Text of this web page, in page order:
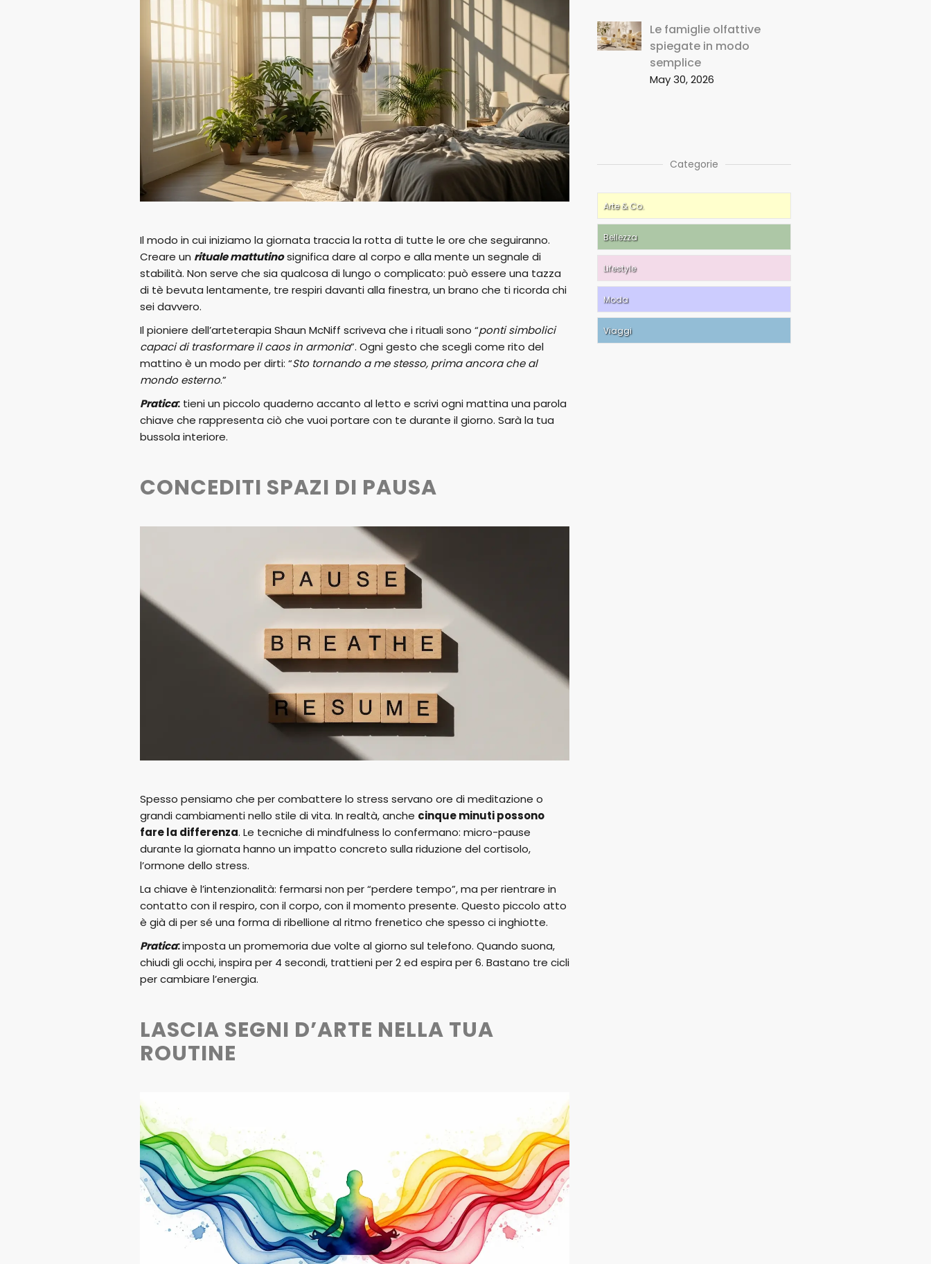
Il modo in cui iniziamo la giornata traccia la rotta di tutte le ore che seguiranno.
Creare un rituale mattutinosignifica dare al corpo e alla mente un segnale di
stabilità. Non serve che sia qualcosa di lungo o complicato: può essere una tazza
di tè bevuta lentamente, tre respiri davanti alla finestra, un brano che ti ricorda chi
sei davvero.
Il pioniere dell’arteterapia Shaun McNiff scriveva che i rituali sono “ponti simbolici
capaci di trasformare il caos in armonia”. Ogni gesto che scegli come rito del
mattino è un modo per dirti: “Sto tornando a me stesso, prima ancora che al
mondo esterno.”
Pratica: tieni un piccolo quaderno accanto al letto e scrivi ogni mattina una parola
chiave che rappresenta ciò che vuoi portare con te durante il giorno. Sarà la tua
bussola interiore.
CONCEDITI SPAZI DI PAUSA
Spesso pensiamo che per combattere lo stress servano ore di meditazione o
grandi cambiamenti nello stile di vita. In realtà, anche cinque minuti possono
fare la differenza. Le tecniche di mindfulness lo confermano: micro-pause
durante la giornata hanno un impatto concreto sulla riduzione del cortisolo,
l’ormone dello stress.
La chiave è l’intenzionalità: fermarsi non per “perdere tempo”, ma per rientrare in
contatto con il respiro, con il corpo, con il momento presente. Questo piccolo atto
è già di per sé una forma di ribellione al ritmo frenetico che spesso ci inghiotte.
Pratica:imposta un promemoria due volte al giorno sul telefono. Quando suona,
chiudi gli occhi, inspira per 4 secondi, trattieni per 2 ed espira per 6. Bastano tre cicli
per cambiare l’energia.
LASCIA SEGNI D’ARTE NELLA TUA
ROUTINE
Le famiglie olfattive
spiegate in modo
semplice
May 30, 2026
Categorie
Arte & Co.
Bellezza
Lifestyle
Moda
Viaggi